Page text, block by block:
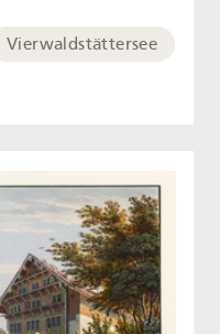
Vierwaldstättersee